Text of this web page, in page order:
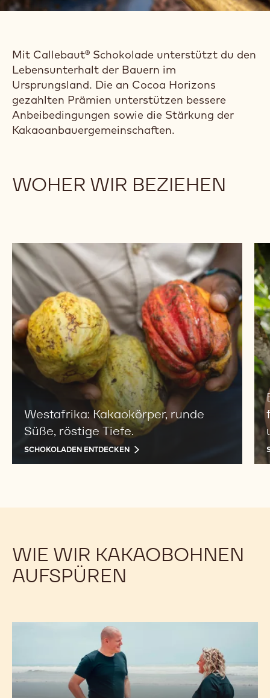
Mit Callebaut® Schokolade unterstützt du den
Lebensunterhalt der Bauern im
Ursprungsland. Die an Cocoa Horizons
gezahlten Prämien unterstützen bessere
Anbeibedingungen sowie die Stärkung der
Kakaoanbauergemeinschaften.
WOHER WIR BEZIEHEN
Westafrika: Kakaokörper, runde
Süße, röstige Tiefe.
SCHOKOLADEN ENTDECKEN
Schokoladen
entdecken
WIE WIR KAKAOBOHNEN
AUFSPÜREN